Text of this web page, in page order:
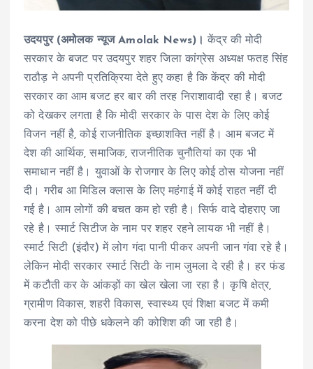
उदयपुर (अमोलक न्यूज Amolak News)।केंद्र की मोदी
सरकार के बजट पर उदयपुर शहर जिला कांग्रेस अध्यक्ष फतह सिंह
राठौड़ ने अपनी प्रतिक्रिया देते हुए कहा है कि केंद्र की मोदी
सरकार का आम बजट हर बार की तरह निराशावादी रहा है। बजट
को देखकर लगता है कि मोदी सरकार के पास देश के लिए कोई
विजन नहीं है, कोई राजनीतिक इच्छाशक्ति नहीं है। आम बजट में
देश की आर्थिक, समाजिक, राजनीतिक चुनौतियां का एक भी
समाधान नहीं है। युवाओं के रोजगार के लिए कोई ठोस योजना नहीं
दी। गरीब आ मिडिल क्लास के लिए महंगाई में कोई राहत नहीं दी
गई है। आम लोगों की बचत कम हो रही है। सिर्फ वादे दोहराए जा
रहे है। स्मार्ट सिटीज के नाम पर शहर रहने लायक भी नहीं है।
स्मार्ट सिटी (इंदौर) में लोग गंदा पानी पीकर अपनी जान गंवा रहे है।
लेकिन मोदी सरकार स्मार्ट सिटी के नाम जुमला दे रही है। हर फंड
में कटौती कर के आंकड़ों का खेल खेला जा रहा है। कृषि क्षेत्र,
ग्रामीण विकास, शहरी विकास, स्वास्थ्य एवं शिक्षा बजट में कमी
करना देश को पीछे धकेलने की कोशिश की जा रही है।